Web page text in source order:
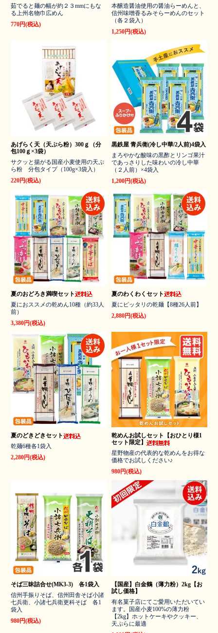
茹でると麺の幅が約２３mmにもな
る上州名物巾広めん
770円(税込)
本醸造醤油使用の醤油らーめんと、
信州味噌香るみそらーめんのセット
（各２袋入）
1,250円(税込)
あげらく天（天ぷら粉）300ｇ（分
包100ｇ×3袋）
サクッと揚がる国産小麦使用の天ぷ
ら粉 分包タイプ（100g×3袋入）
220円(税込)
黒鉄屋 青兵衛(冷し中華/2人前)4袋入
まろやかな酸味の黒酢とリンゴ果汁
であっさりした味わいの冷し中華
（２人前）×4袋入
1,200円(税込)
夏のおどろき満喫セット
夏におススメの乾めん10種（約33人
前）
3,380円(税込)
夏のわくわくセット
夏にピッタリの乾麺【8種26人前】
2,880円(税込)
夏のどきどきセット
乾麺6種各1袋入
2,280円(税込)
乾めんお試しセット【おひとり様1
セット限定】
星野物産の代表的な乾めんをお得な
価格でお試しください♪
980円(税込)
そば三昧詰合せ(MK3-3) 各1袋入
信州手振りそば、信州田舎そば小諸
七兵衛、小諸七兵衛更科そば 各1
袋入
980円(税込)
【国産】白金鶴（薄力粉）2kg【お
試し価格】
有名菓子店にてご愛用いただいてい
ます。国産小麦100%の薄力粉
【2kg】ホットケーキやクッキー、
天ぷらに最適